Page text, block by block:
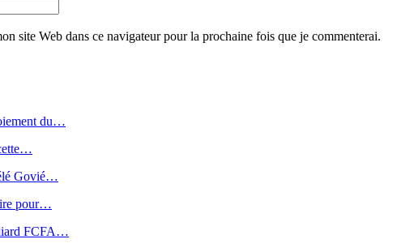
site Web dans ce navigateur pour la prochaine fois que je commenterai.
du…
Govié…
pour…
FCFA…